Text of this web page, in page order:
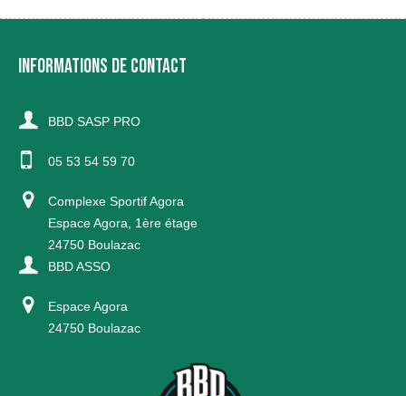
INFORMATIONS DE CONTACT
BBD SASP PRO
05 53 54 59 70
Complexe Sportif Agora
Espace Agora, 1ère étage
24750 Boulazac
BBD ASSO
Espace Agora
24750 Boulazac